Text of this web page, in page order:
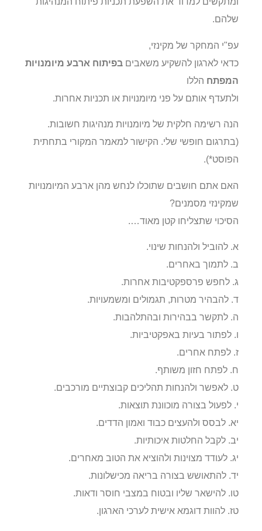
שלהם.
עפ"י המחקר של מקינזי,
כדאי לארגון להשקיע משאבים בפיתוח ארבע מיומנויות
המפתח הללו
ולתעדף אותם על פני מיומנויות או תכניות אחרות.
הנה רשימה חלקית של מיומנויות מנהיגות חשובות.
(בתרגום חופשי שלי. הקישור למאמר המקורי בתחתית
הפוסט*).
האם אתם חושבים שתוכלו לנחש מהן ארבע המיומנויות
שמקינזי מסמנים?
הסיכוי שתצליחו קטן מאוד….
א. להוביל ולהנחות שינוי.
ב. לתמוך באחרים.
ג. לחפש פרספקטיבות אחרות.
ד. להבהיר מטרות, תגמולים ומשמעויות.
ה. לתקשר בבהירות ובהתלהבות.
ו. לפתור בעיות באפקטיביות.
ז. לפתח אחרים.
ח. לפתח חזון משותף.
ט. לאפשר ולהנחות תהליכים קבוצתיים מורכבים.
י. לפעול בצורה מוכוונת תוצאות.
יא. לבסס ולהעצים כבוד ואמון הדדים.
יב. לקבל החלטות איכותיות.
יג. לעודד מצוינות ולהוציא את הטוב מאחרים.
יד. להתאושש בצורה בריאה מכישלונות.
טו. להישאר שליו ובטוח במצבי חוסר ודאות.
טז. להוות דוגמא אישית לערכי הארגון.